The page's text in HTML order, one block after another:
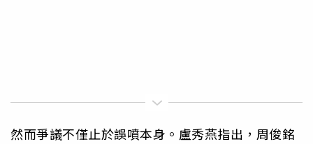
然而爭議不僅止於誤噴本身。盧秀燕指出，周俊銘